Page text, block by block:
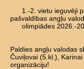
1.-2. vietu ieguvēji
pašvaldības angļu
olimpiādes 2026.-
Paldies angļu valodas
Čuviļovai (5.kl.),
organizāciju!